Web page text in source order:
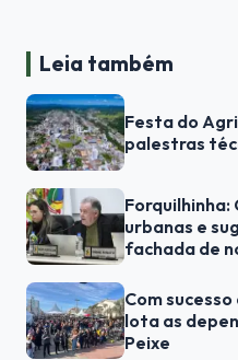
Leia também
Festa do
palestras
Forquilhinha:
urbanas e
fachada de
Com
lota as
Peixe